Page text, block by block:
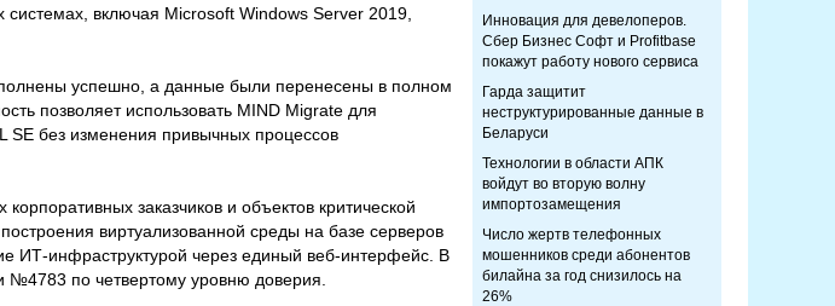
включая Microsoft Windows Server 2019,
успешно, а данные были перенесены в полном
позволяет использовать MIND Migrate для
SE без изменения привычных процессов
заказчиков и объектов критической
виртуализованной среды на базе серверов
ИТ-инфраструктурой через единый веб-интерфейс. В
по четвертому уровню доверия.
Инновация для девелоперов.
Сбер Бизнес Софт и Profitbase
покажут работу нового сервиса
Гарда защитит
неструктурированные данные в
Беларуси
Технологии в области АПК
войдут во вторую волну
импортозамещения
Число жертв телефонных
мошенников среди абонентов
билайна за год снизилось на
26%